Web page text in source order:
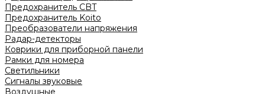
Предохранитель CBT
Предохранитель Koito
Преобразователи напряжения
Радар-детекторы
Коврики для приборной панели
Рамки для номера
Светильники
Сигналы звуковые
Воздушные